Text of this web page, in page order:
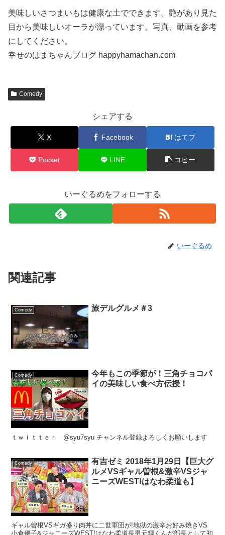
美味しいさつまいもは健康な土でできます。艶があり見た
目から美味しいオーラが漂っています。写真、動画を参考
にしてください。
幸せのはまちゃんブログ happyhamachan.com
Comedy
シェアする
X Facebook はてブ
Pocket LINE コピー
いーぐるめをフォローする
いーぐるめ
関連記事
Comedy 旅デルグルメ＃3
Comedy
今年もこの季節が！三角チョコパ
イの美味しい食べ方伝授！
ｔｗｉｔｔｅｒ @syu7syu チャンネル登録よろしくお願いします
Comedy
有吉ゼミ 2018年1月29日【巨大グ
ルメVSギャル曽根&激辛VSジャ
ニーズWEST!はなわ柔道も】
ギャル曽根VSギガ盛り肉丼に二世軍団が!地獄の激辛お好み焼きVS
小倉優子&ジャニーズWEST!はなわ柔道長男元輝くんが部長として初